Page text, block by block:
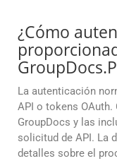
¿Cómo
La autenticación
API o tokens OAuth.
GroupDocs y las
solicitud de API. La
detalles sobre el